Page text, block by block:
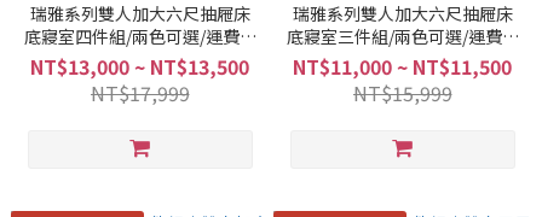
瑞雅系列雙人加大六尺抽屜床
底寢室四件組/兩色可選/運費另
計【KS-
001+002T+023+024】
NT$13,000 ~ NT$13,500
NT$17,999
瑞雅系列雙人加大六尺抽屜床
底寢室三件組/兩色可選/運費另
計*不含床墊【KS-
001+002T+024】
NT$11,000 ~ NT$11,500
NT$15,999